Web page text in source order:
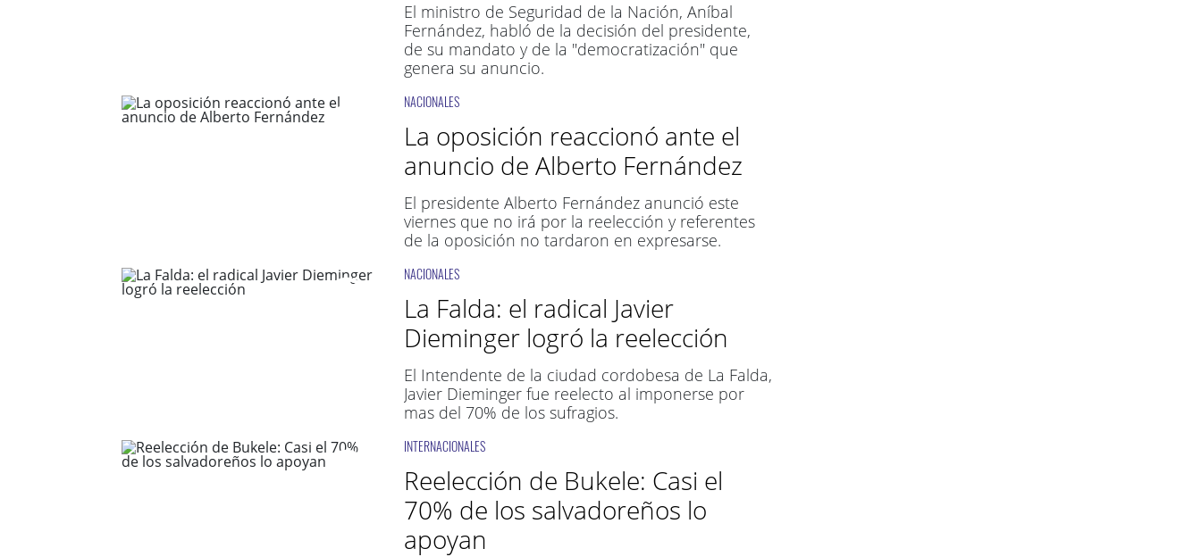
El ministro de Seguridad de la Nación, Aníbal
Fernández, habló de la decisión del presidente,
de su mandato y de la "democratización" que
genera su anuncio.
NACIONALES
La oposición reaccionó ante el
anuncio de Alberto Fernández
El presidente Alberto Fernández anunció este
viernes que no irá por la reelección y referentes
de la oposición no tardaron en expresarse.
NACIONALES
La Falda: el radical Javier
Dieminger logró la reelección
El Intendente de la ciudad cordobesa de La Falda,
Javier Dieminger fue reelecto al imponerse por
mas del 70% de los sufragios.
INTERNACIONALES
Reelección de Bukele: Casi el
70% de los salvadoreños lo
apoyan